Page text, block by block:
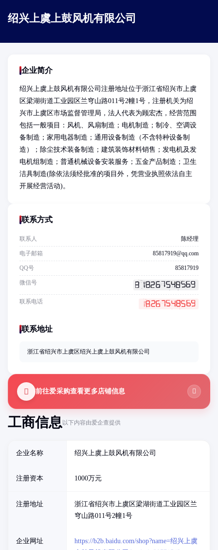
绍兴上虞上鼓风机有限公司
工商信息以下内容由爱企查提供
企业名称 绍兴上虞上鼓风机有限公司
注册资本 1000万元
注册地址
浙江省绍兴市上虞区梁湖街道工业园区兰
穹山路011号2幢1号
企业网址
https://b2b.baidu.com/shop?name=绍兴上虞
企业简介
绍兴上虞上鼓风机有限公司注册地址位于浙江省绍兴市上虞
区梁湖街道工业园区兰穹山路011号2幢1号，注册机关为绍
兴市上虞区市场监督管理局，法人代表为顾宏杰，经营范围
包括一般项目：风机、风扇制造；电机制造；制冷、空调设
备制造；家用电器制造；通用设备制造（不含特种设备制
造）；除尘技术装备制造；建筑装饰材料销售；发电机及发
电机组制造；普通机械设备安装服务；五金产品制造；卫生
洁具制造(除依法须经批准的项目外，凭营业执照依法自主
开展经营活动)。
联系方式
联系人 陈经理
电子邮箱 85817919@qq.com
QQ号 85817919
微信号
联系电话
联系地址
浙江省绍兴市上虞区绍兴上虞上鼓风机有限公司
前往爱采购查看更多店铺信息